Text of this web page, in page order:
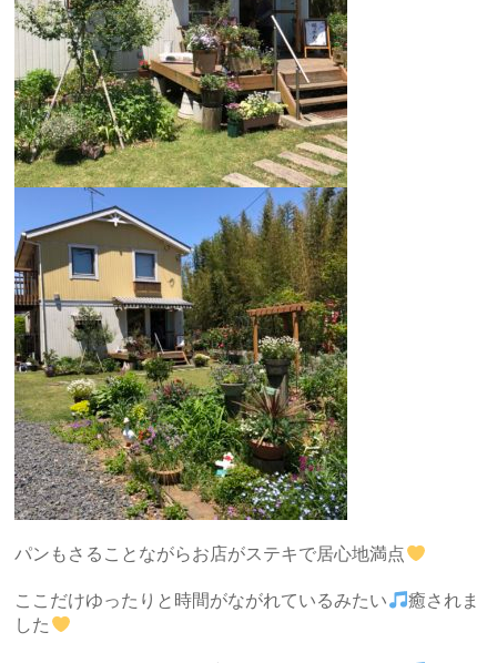
パンもさることながらお店がステキで居心地満点
ここだけゆったりと時間がながれているみたい
癒されま
した